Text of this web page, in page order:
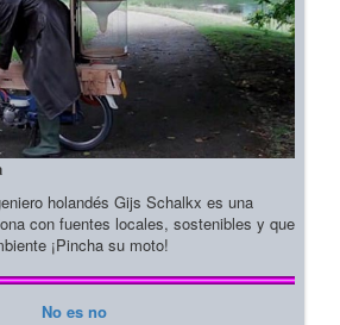
holandés Gijs Schalkx es una
con fuentes locales, sostenibles y que
¡Pincha su moto!
No es no